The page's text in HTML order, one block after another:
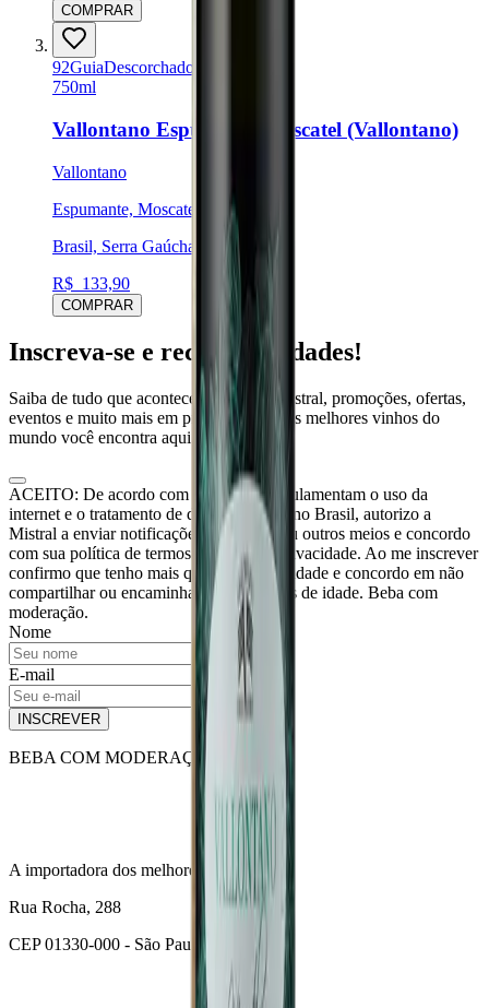
COMPRAR
92GuiaDescorchados
750ml
Vallontano Espumante Moscatel (Vallontano)
Vallontano
Espumante, Moscatel
Brasil, Serra Gaúcha
R$ 133,90
COMPRAR
Inscreva-se e receba novidades!
Saiba de tudo que acontece no mundo Mistral, promoções, ofertas,
eventos e muito mais em primeira mão. Os melhores vinhos do
mundo você encontra aqui.
ACEITO: De acordo com as leis que regulamentam o uso da
internet e o tratamento de dados pessoais no Brasil, autorizo a
Mistral a enviar notificações por e-mail ou outros meios e concordo
com sua política de termos de uso e de privacidade. Ao me inscrever
confirmo que tenho mais que 18 anos de idade e concordo em não
compartilhar ou encaminhar para menores de idade. Beba com
moderação.
Nome
E-mail
INSCREVER
BEBA COM MODERAÇÃO
A importadora dos melhores vinhos.
Rua Rocha, 288
CEP 01330-000 - São Paulo - SP